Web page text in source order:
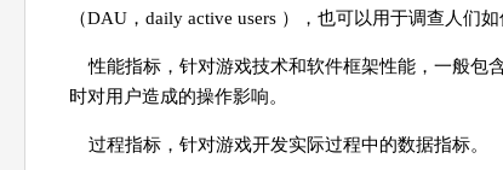
（DAU，daily active users ），也可以用于调查人们
性能指标，针对游戏技术和软件框架性能，一般包
时对用户造成的操作影响。
过程指标，针对游戏开发实际过程中的数据指标。